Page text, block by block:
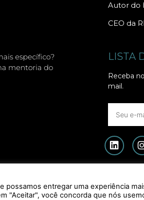
Autor do
CEO da
específico?
mentoria do
LISTA
Receba
mail.
possamos entregar uma experiência
"Aceitar", você concorda que nós